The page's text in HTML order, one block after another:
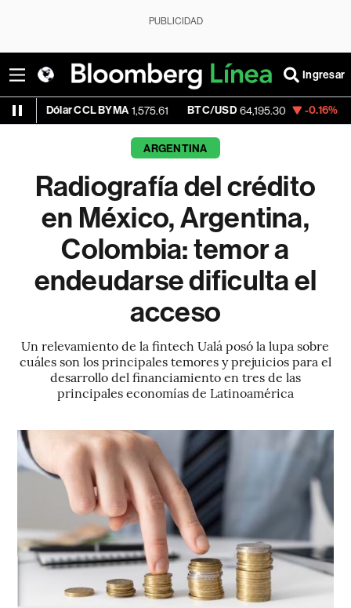
PUBLICIDAD
Ingresar
CCL BYMA 1,575.61 BTC/USD 64,195.30 -0.16% ETH/USD
ARGENTINA
Radiografía del crédito
en México, Argentina,
Colombia: temor a
endeudarse dificulta el
acceso
Un relevamiento de la fintech Ualá posó la lupa sobre
cuáles son los principales temores y prejuicios para el
desarrollo del financiamiento en tres de las
principales economías de Latinoamérica